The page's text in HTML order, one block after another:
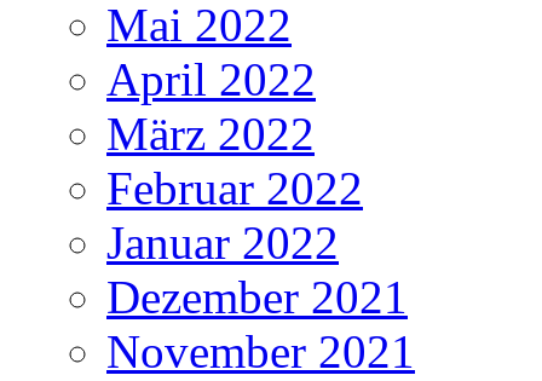
Mai 2022
April 2022
März 2022
Februar 2022
Januar 2022
Dezember 2021
November 2021